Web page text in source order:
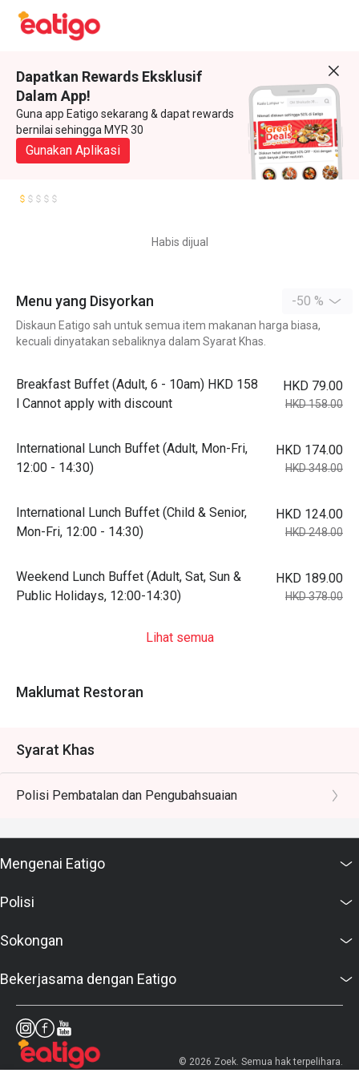
Dapatkan Rewards Eksklusif
Dalam App!
Guna app Eatigo sekarang & dapat rewards
bernilai sehingga MYR 30
Gunakan Aplikasi
Habis dijual
Menu yang Disyorkan -50 %
Diskaun Eatigo sah untuk semua item makanan harga biasa,
kecuali dinyatakan sebaliknya dalam Syarat Khas.
Breakfast Buffet (Adult, 6 - 10am) HKD 158
l Cannot apply with discount
HKD 79.00
HKD 158.00
International Lunch Buffet (Adult, Mon-Fri,
12:00 - 14:30)
HKD 174.00
HKD 348.00
International Lunch Buffet (Child & Senior,
Mon-Fri, 12:00 - 14:30)
HKD 124.00
HKD 248.00
Weekend Lunch Buffet (Adult, Sat, Sun &
Public Holidays, 12:00-14:30)
HKD 189.00
HKD 378.00
Lihat semua
Maklumat Restoran
Syarat Khas
Polisi Pembatalan dan Pengubahsuaian
Mengenai Eatigo
Polisi
Sokongan
Bekerjasama dengan Eatigo
© 2026 Zoek. Semua hak terpelihara.